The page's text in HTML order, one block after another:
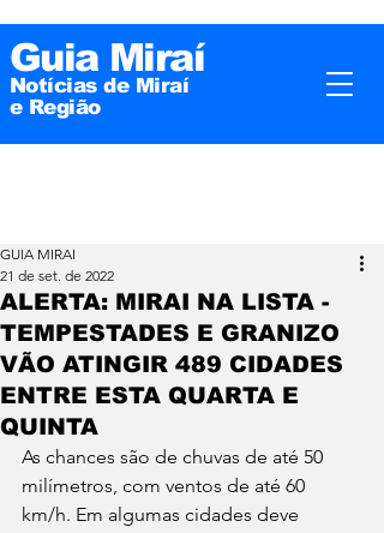
Guia Miraí
Notícias de Miraí
e Região
ALERTA: MIRAI NA LISTA -
TEMPESTADES E GRANIZO
VÃO ATINGIR 489 CIDADES
ENTRE ESTA QUARTA E
QUINTA
GUIA MIRAI
21 de set. de 2022
As chances são de chuvas de até 50
milímetros, com ventos de até 60
km/h. Em algumas cidades deve